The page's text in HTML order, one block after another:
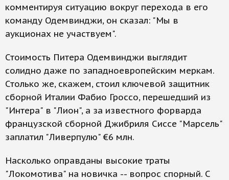
комментируя ситуацию вокруг перехода в его
команду Одемвинджи, он сказал: "Мы в
аукционах не участвуем".
Стоимость Питера Одемвинджи выглядит
солидно даже по западноевропейским меркам.
Столько же, скажем, стоил ключевой защитник
сборной Италии Фабио Гроссо, перешедший из
"Интера" в "Лион", а за известного форварда
французской сборной Джибриля Сиссе "Марсель"
заплатил "Ливерпулю" €6 млн.
Насколько оправданы высокие траты
"Локомотива" на новичка -- вопрос спорный. С